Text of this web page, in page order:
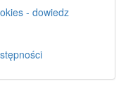
- dowiedz